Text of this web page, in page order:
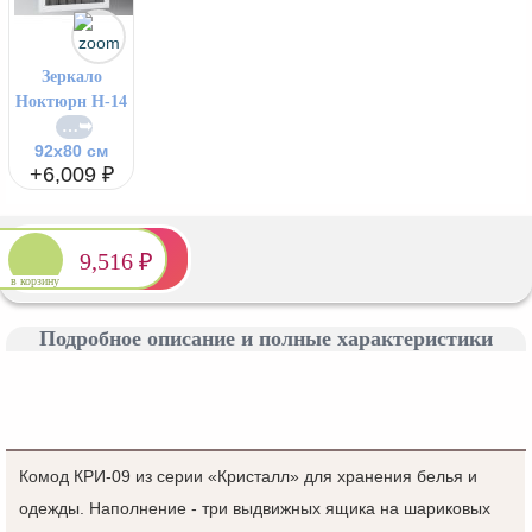
Зеркало
Ноктюрн Н-14
92x80 см
+6,009 ₽
в корзину
9,516 ₽
Подробное описание и полные характеристики
Комод КРИ-09 из серии «Кристалл» для хранения белья и
одежды. Наполнение - три выдвижных ящика на шариковых